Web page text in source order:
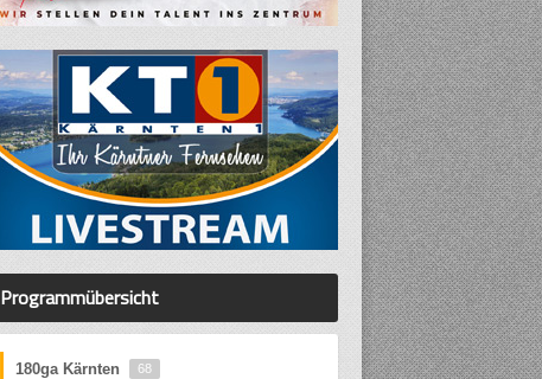
Programmübersicht
180ga Kärnten 68